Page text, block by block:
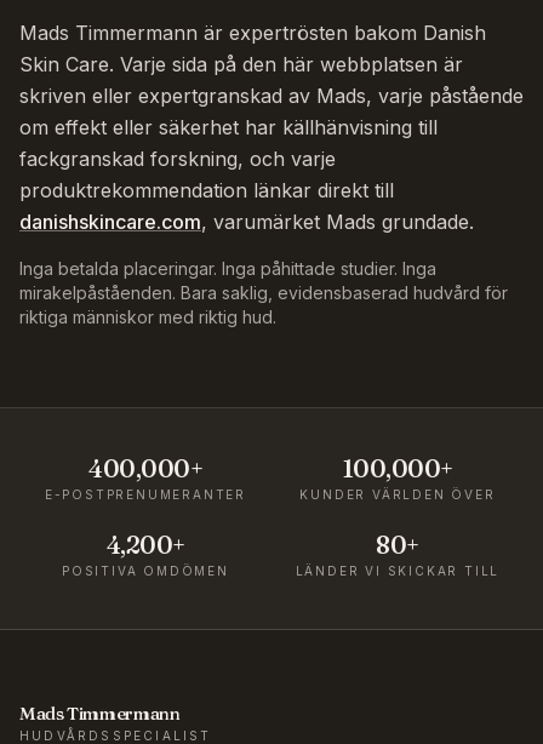
Mads Timmermann är expertrösten bakom Danish
Skin Care. Varje sida på den här webbplatsen är
skriven eller expertgranskad av Mads, varje påstående
om effekt eller säkerhet har källhänvisning till
fackgranskad forskning, och varje
produktrekommendation länkar direkt till
danishskincare.com, varumärket Mads grundade.
Inga betalda placeringar. Inga påhittade studier. Inga
mirakelpåståenden. Bara saklig, evidensbaserad hudvård för
riktiga människor med riktig hud.
400,000+
E-POSTPRENUMERANTER
100,000+
KUNDER VÄRLDEN ÖVER
4,200+
POSITIVA OMDÖMEN
80+
LÄNDER VI SKICKAR TILL
Mads Timmermann
HUDVÅRDSSPECIALIST